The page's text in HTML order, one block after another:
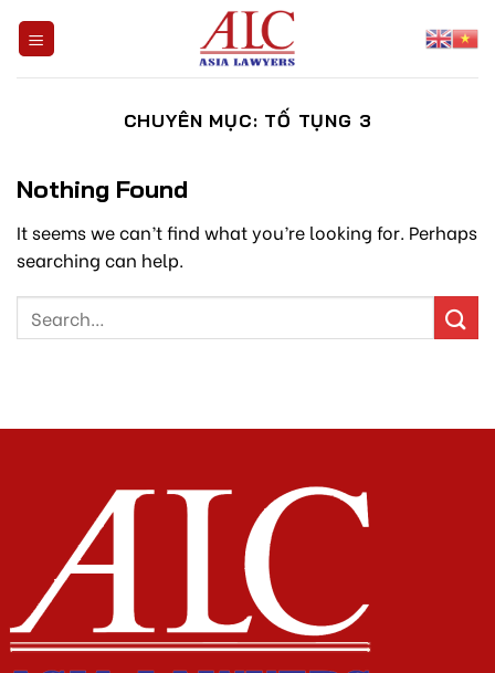
CHUYÊN MỤC: TỐ TỤNG 3
Nothing Found
It seems we can’t find what you’re looking for. Perhaps
searching can help.